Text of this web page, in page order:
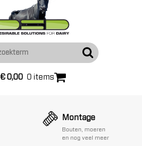
€0,00 0 items
Montage
Bouten, moeren
en nog veel meer